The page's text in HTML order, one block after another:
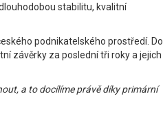
stabilitu, kvalitní
podnikatelského prostředí. Do
závěrky za poslední tři roky a jejich
a to docílíme právě díky primární